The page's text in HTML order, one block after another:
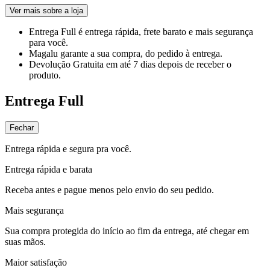
Ver mais sobre a loja
Entrega Full é entrega rápida, frete barato e mais segurança
para você.
Magalu garante a sua compra, do pedido à entrega.
Devolução Gratuita em até 7 dias depois de receber o
produto.
Entrega Full
Fechar
Entrega rápida e segura pra você.
Entrega rápida e barata
Receba antes e pague menos pelo envio do seu pedido.
Mais segurança
Sua compra protegida do início ao fim da entrega, até chegar em
suas mãos.
Maior satisfação